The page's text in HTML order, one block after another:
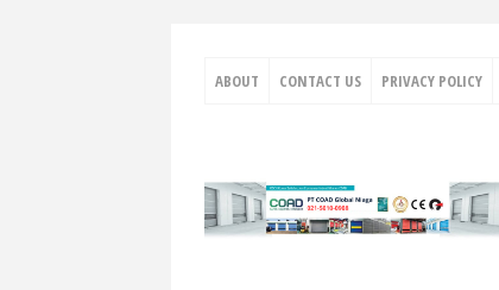
ABOUT CONTACT US PRIVACY POLICY